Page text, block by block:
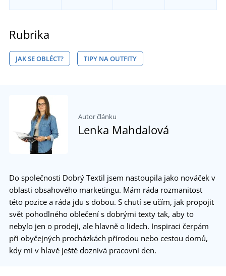
Rubrika
JAK SE OBLÉCT? TIPY NA OUTFITY
Autor článku
Lenka Mahdalová
Do společnosti Dobrý Textil jsem nastoupila jako nováček v
oblasti obsahového marketingu. Mám ráda rozmanitost
této pozice a ráda jdu s dobou. S chutí se učím, jak propojit
svět pohodlného oblečení s dobrými texty tak, aby to
nebylo jen o prodeji, ale hlavně o lidech. Inspiraci čerpám
při obyčejných procházkách přírodou nebo cestou domů,
kdy mi v hlavě ještě doznívá pracovní den.